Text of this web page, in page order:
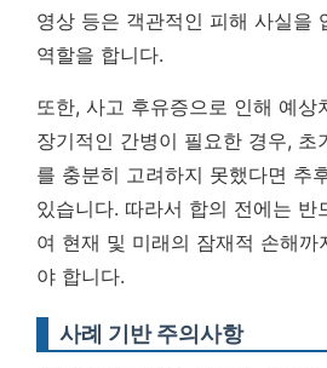
영상 등은 객관적인 피해 사실을
역할을 합니다.
또한, 사고 후유증으로 인해 예상
장기적인 간병이 필요한 경우, 초
를 충분히 고려하지 못했다면 추
있습니다. 따라서 합의 전에는 반
여 현재 및 미래의 잠재적 손해까
야 합니다.
사례 기반 주의사항